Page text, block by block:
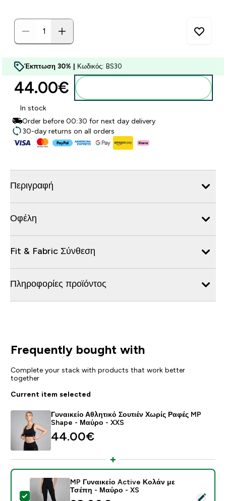
Έκπτωση 30% | Κωδικός: BS30
44.00€‎
In stock
Order before 00:30 for next day delivery
30-day returns on all orders
Περιγραφή
Οφέλη
Fit & Fabric Σύνθεση
Πληροφορίες προϊόντος
Frequently bought with
Complete your stack with products that work better
together
Current item selected
Γυναικείο Αθλητικό Σουτιέν Χωρίς Ραφές MP
Shape - Μαύρο - XXS
44.00€‎
Select this product - MP Γυναικείο Active Κολάν με
MP Γυναικείο Active Κολάν με
Τσέπη - Μαύρο - XS